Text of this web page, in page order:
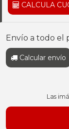
CALCULA
Envío a todo el
Calcular envío
Las